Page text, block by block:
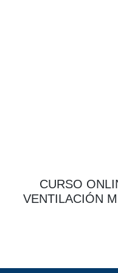
CURSO
VENTILACIÓN